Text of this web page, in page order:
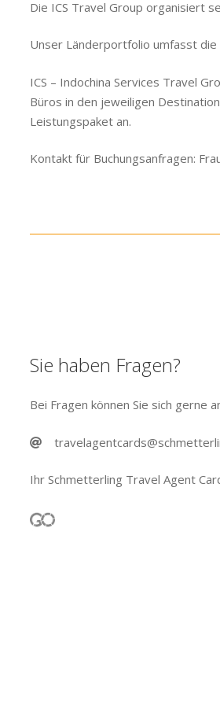
Die ICS Travel Group organisiert
Unser Länderportfolio umfasst die
ICS – Indochina Services Travel
Büros in den jeweiligen
Leistungspaket an.
Kontakt für Buchungsanfragen:
Sie haben Fragen?
Bei Fragen können Sie sich gerne
Ihr Schmetterling Travel Agent